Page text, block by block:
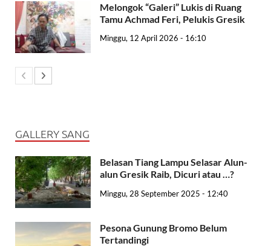
Melongok “Galeri” Lukis di Ruang
Tamu Achmad Feri, Pelukis Gresik
Minggu, 12 April 2026 - 16:10
GALLERY SANG
Belasan Tiang Lampu Selasar Alun-
alun Gresik Raib, Dicuri atau …?
Minggu, 28 September 2025 - 12:40
Pesona Gunung Bromo Belum
Tertandingi